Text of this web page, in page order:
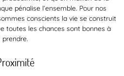
pénalise l’ensemble. Pour nos
conscients la vie se construit
toutes les chances sont bonnes à
prendre.